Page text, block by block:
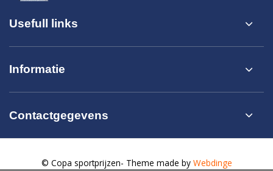
Usefull links
Informatie
Contactgegevens
© Copa sportprijzen- Theme made by Webdinge